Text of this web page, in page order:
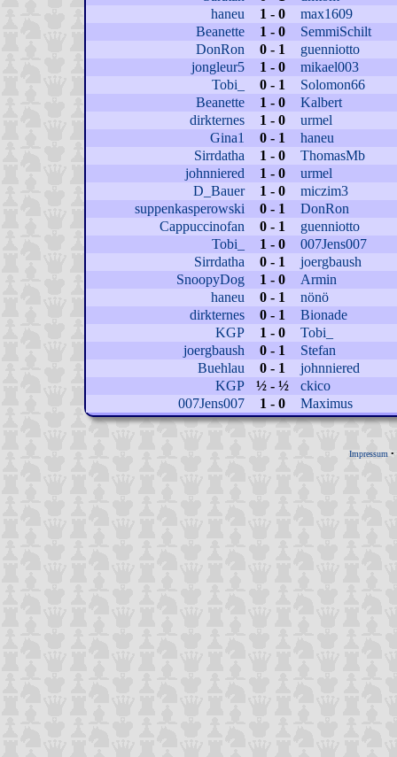
haneu
1 - 0
max1609
Beanette
1 - 0
SemmiSchilt
DonRon
0 - 1
guenniotto
jongleur5
1 - 0
mikael003
Tobi_
0 - 1
Solomon66
Beanette
1 - 0
Kalbert
dirkternes
1 - 0
urmel
Gina1
0 - 1
haneu
Sirrdatha
1 - 0
ThomasMb
johnniered
1 - 0
urmel
D_Bauer
1 - 0
miczim3
suppenkasperowski
0 - 1
DonRon
Cappuccinofan
0 - 1
guenniotto
Tobi_
1 - 0
007Jens007
Sirrdatha
0 - 1
joergbaush
SnoopyDog
1 - 0
Armin
haneu
0 - 1
nönö
dirkternes
0 - 1
Bionade
KGP
1 - 0
Tobi_
joergbaush
0 - 1
Stefan
Buehlau
0 - 1
johnniered
KGP
½ - ½
ckico
007Jens007
1 - 0 Maximus
Impressum •